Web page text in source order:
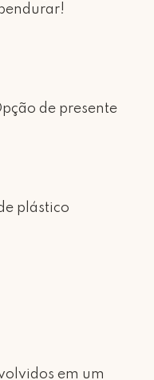
de presente
plástico
em um